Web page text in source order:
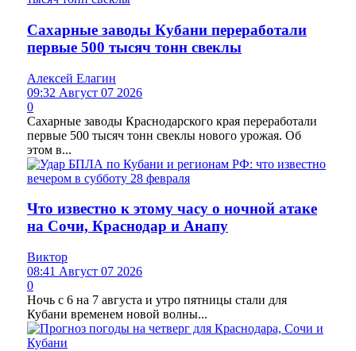
Сахарные заводы Кубани переработали
первые 500 тысяч тонн свеклы
Алексей Елагин
09:32 Август 07 2026
0
Сахарные заводы Краснодарского края переработали
первые 500 тысяч тонн свеклы нового урожая. Об
этом в...
Что известно к этому часу о ночной атаке
на Сочи, Краснодар и Анапу
Виктор
08:41 Август 07 2026
0
Ночь с 6 на 7 августа и утро пятницы стали для
Кубани временем новой волны...